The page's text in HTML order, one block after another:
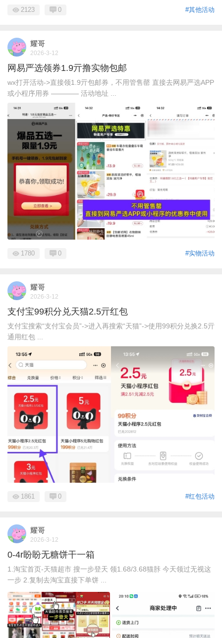
#其他活动
2123 0
耀哥
2026-3-12
网易严选领券1.9亓撸实物包邮
wx打开活动->直接领1.9亓包邮券，不用管售罄 直接去网易严选APP
或小程序用券 ———— 活动地址 ...
#实物活动
1780 0
耀哥
2026-3-12
支付宝99积分兑天猫2.5亓红包
支付宝搜索“支付宝会员”->进入再搜索“天猫”->使用99积分兑换2.5亓
通用红包 ...
#红包活动
1861 0
耀哥
2026-3-12
0-4r盼盼无糖饼干一箱
1.淘宝首页-天猫超市 搜一步登天 领1.68/3.68猫胩 今天领过无视这
一步 2.复制去淘宝直接下单饼 ...